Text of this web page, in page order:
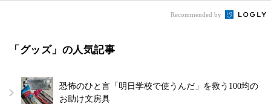
Recommended by
「グッズ」の人気記事
恐怖のひと言「明日学校で使うんだ」を救う100均の
お助け文房具